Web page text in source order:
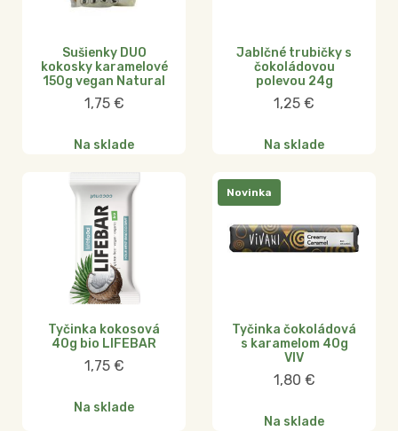
Sušienky DUO
kokosky karamelové
150g vegan Natural
1,75 €
Na sklade
Jablčné trubičky s
čokoládovou
polevou 24g
1,25 €
Na sklade
Tyčinka kokosová
40g bio LIFEBAR
1,75 €
Na sklade
Novinka
Tyčinka čokoládová
s karamelom 40g
VIV
1,80 €
Na sklade